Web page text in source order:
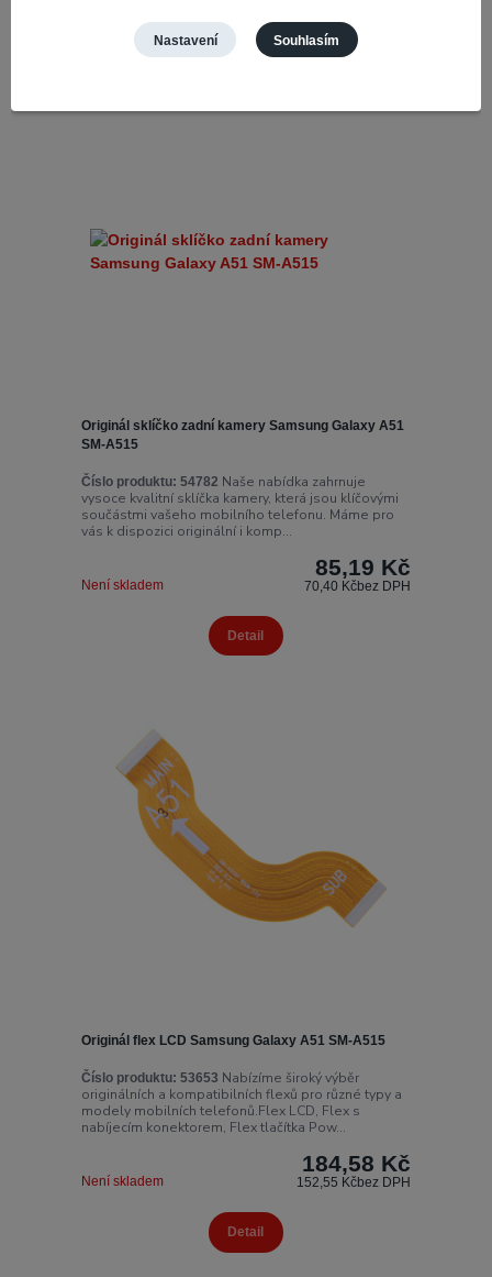
Originál sklíčko zadní kamery Samsung Galaxy A51
SM-A515
Číslo produktu: 54782 Naše nabídka zahrnuje
vysoce kvalitní sklíčka kamery, která jsou klíčovými
součástmi vašeho mobilního telefonu. Máme pro
vás k dispozici originální i komp...
85,19 Kč
70,40 Kčbez DPH
Není skladem
Detail
Originál flex LCD Samsung Galaxy A51 SM-A515
Číslo produktu: 53653 Nabízíme široký výběr
originálních a kompatibilních flexů pro různé typy a
modely mobilních telefonů.Flex LCD, Flex s
nabíjecím konektorem, Flex tlačítka Pow...
184,58 Kč
152,55 Kčbez DPH
Není skladem
Detail
Nastavení Souhlasím